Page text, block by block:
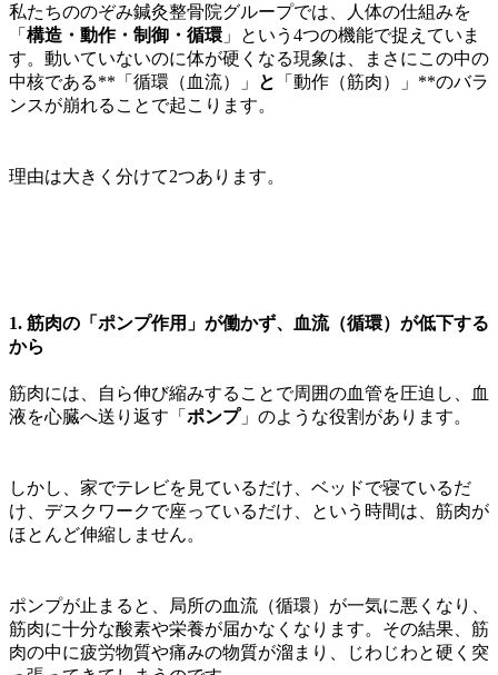
私たちののぞみ鍼灸整骨院グループでは、人体の仕組みを
「 構造・動作・制御・循環 」という4つの機能で捉えていま
す。動いていないのに体が硬くなる現象は、まさにこの中の
中核である**「循環（血流）」
と
「動作（筋肉）」**のバラ
ンスが崩れることで起こります。
理由は大きく分けて2つあります。
1. 筋肉の「ポンプ作用」が働かず、血流（循環）が低下する
から
筋肉には、自ら伸び縮みすることで周囲の血管を圧迫し、血
液を心臓へ送り返す「 ポンプ」のような役割があります。
しかし、家でテレビを見ているだけ、ベッドで寝ているだ
け、デスクワークで座っているだけ、という時間は、筋肉が
ほとんど伸縮しません。
ポンプが止まると、局所の血流（循環）が一気に悪くなり、
筋肉に十分な酸素や栄養が届かなくなります。その結果、筋
肉の中に疲労物質や痛みの物質が溜まり、じわじわと硬く突